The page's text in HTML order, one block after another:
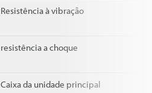
Resistência à vibração
resistência a choque
Caixa da unidade principal